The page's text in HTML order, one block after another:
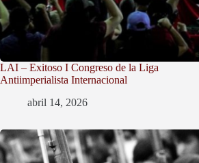
LAI – Exitoso I Congreso de la Liga
Antiimperialista Internacional
abril 14, 2026